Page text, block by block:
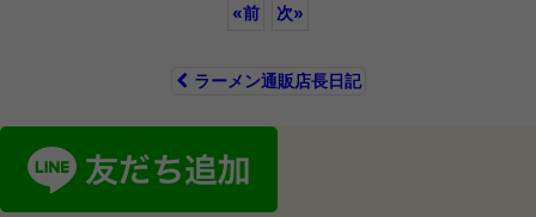
«前 次»
ラーメン通販店長日記